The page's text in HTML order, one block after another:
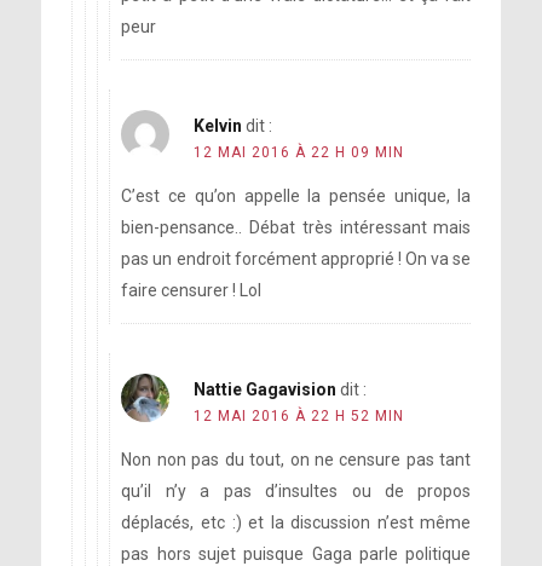
peur
Kelvin dit :
12 MAI 2016 À 22 H 09 MIN
C’est ce qu’on appelle la pensée unique, la
bien-pensance.. Débat très intéressant mais
pas un endroit forcément approprié ! On va se
faire censurer ! Lol
Nattie Gagavision dit :
12 MAI 2016 À 22 H 52 MIN
Non non pas du tout, on ne censure pas tant
qu’il n’y a pas d’insultes ou de propos
déplacés, etc :) et la discussion n’est même
pas hors sujet puisque Gaga parle politique